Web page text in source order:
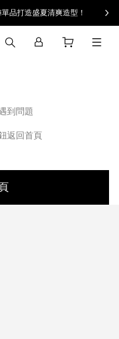
品打造盛夏清爽造型！
到問題
返回首頁